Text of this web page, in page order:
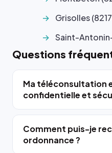
Grisolles
Saint-
Questions
Ma téléconsultation
confidentielle et
Comment puis-je
ordonnance ?